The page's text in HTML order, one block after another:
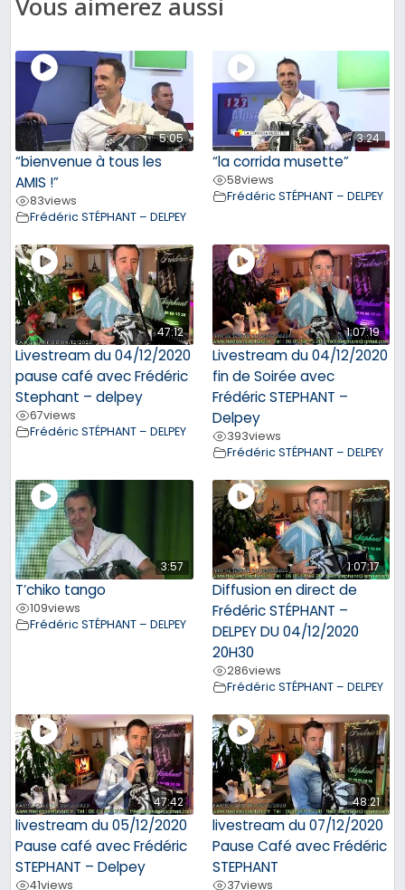
Vous aimerez aussi
5:05
“bienvenue à tous les
AMIS !”
83views
Frédéric STÉPHANT – DELPEY
3:24
“la corrida musette”
58views
Frédéric STÉPHANT – DELPEY
47:12
Livestream du 04/12/2020
pause café avec Frédéric
Stephant – delpey
67views
Frédéric STÉPHANT – DELPEY
1:07:19
Livestream du 04/12/2020
fin de Soirée avec
Frédéric STEPHANT –
Delpey
393views
Frédéric STÉPHANT – DELPEY
3:57
T’chiko tango
109views
Frédéric STÉPHANT – DELPEY
1:07:17
Diffusion en direct de
Frédéric STÉPHANT –
DELPEY DU 04/12/2020
20H30
286views
Frédéric STÉPHANT – DELPEY
47:42
livestream du 05/12/2020
Pause café avec Frédéric
STEPHANT – Delpey
41views
48:21
livestream du 07/12/2020
Pause Café avec Frédéric
STEPHANT
37views